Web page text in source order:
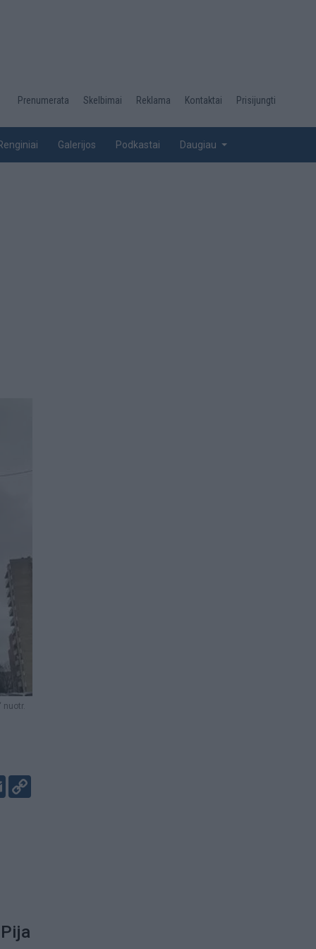
Desktop
top
Prenumerata Skelbimai Reklama Kontaktai Prisijungti
Galerijos Podkastai Daugiau
nuotr.
Email